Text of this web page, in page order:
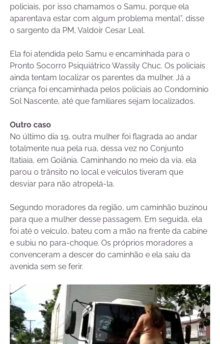
policiais, por isso chamamos o Samu, porque ela
aparentava estar com algum problema mental”, disse
o sargento da PM, Valdoir Cesar Leal.
Ela foi atendida pelo Samu e encaminhada para o
Pronto Socorro Psiquiátrico Wassily Chuc. Os policiais
ainda tentam localizar os parentes da mulher. Já a
criança foi encaminhada pelos policiais ao Condomínio
Sol Nascente, até que familiares sejam localizados.
Outro caso
No último dia 19, outra mulher foi flagrada ao andar
totalmente nua pela rua, dessa vez no Conjunto
Itatiaia, em Goiânia. Caminhando no meio da via, ela
parou o trânsito no local e veículos tiveram que
desviar para não atropelá-la.
Segundo moradores da região, um caminhão buzinou
para que a mulher desse passagem. Em seguida, ela
foi até o veículo, bateu com a mão na frente da cabine
e subiu no para-choque. Os próprios moradores a
convenceram a descer do caminhão e ela saiu da
avenida sem se ferir.